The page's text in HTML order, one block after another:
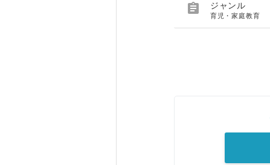
 ジャンル
育児・家庭教育